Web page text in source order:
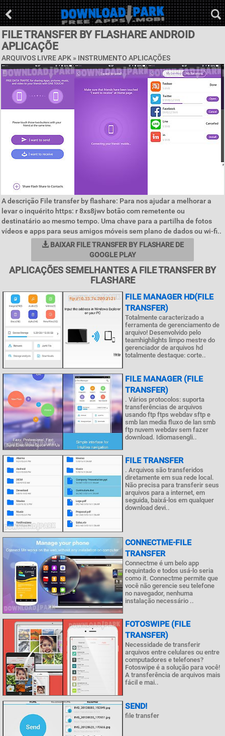
FILE TRANSFER BY FLASHARE ANDROID
APLICAÇÕE
ARQUIVOS LIVRE APK » INSTRUMENTO APLICAÇÕES
A descrição File transfer by flashare: Para nos ajudar a melhorar a
levar o inquérito https: r 8xs8jwv botão com remetente ou
destinatário ao mesmo tempo. Uma chave para a partilha de fotos
vídeos e apps para seus amigos móveis sem plano de dados ou wi-fi..
BAIXAR FILE TRANSFER BY FLASHARE DE
GOOGLE PLAY
APLICAÇÕES SEMELHANTES A FILE TRANSFER BY
FLASHARE
FILE MANAGER HD(FILE
TRANSFER)
Totalmente caracterizado a
ferramenta de gerenciamento de
arquivo! Desenvolvido pelo
teamhighlights limpo mestre do
gerenciador de arquivos hd
totalmente destaque: corte..
FILE MANAGER (FILE
TRANSFER)
. Vários protocolos: suporta
transferências de arquivos
usando ftp ftps webdav sftp e
smb lan media fluxo de lan smb
ftp nuvem webdav sem fazer
download. Idiomasengli..
FILE TRANSFER
. Arquivos são transferidos
diretamente em sua rede local.
Não precisa para transferir seus
arquivos para a internet, em
seguida, baixá-los em qualquer
download devi..
CONNECTME-FILE
TRANSFER
Connectme é um belo app
requintado e todos usá-lo seria
como it. Connectme permite que
você não gerencie seu telefone
no navegador, nenhuma
instalação necessário ..
FOTOSWIPE (FILE
TRANSFER)
Necessidade de transferir
arquivos entre celulares ou entre
computadores e telefones?
Fotoswipe é a solução para você!
A transferência de arquivos mais
fácil e mai..
SEND!
file transfer